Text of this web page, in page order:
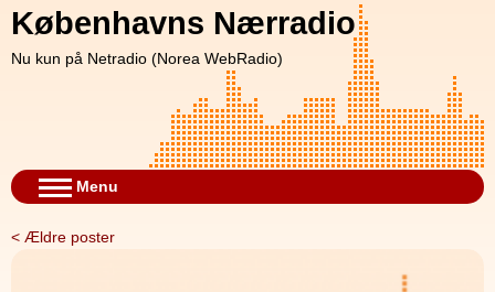
Københavns Nærradio
Nu kun på Netradio (Norea WebRadio)
Menu
< Ældre poster